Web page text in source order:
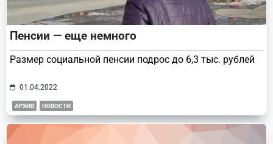
Пенсии — еще немного
Размер социальной пенсии подрос до 6,3 тыс. рублей
01.04.2022
АРХИВ НОВОСТИ